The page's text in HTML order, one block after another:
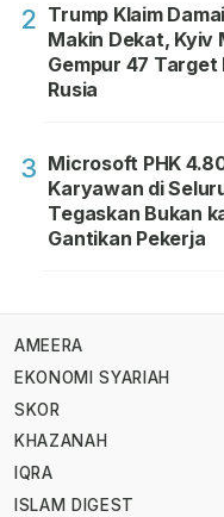
2 Trump Klaim
Makin Dekat, Kyiv
Gempur 47 Target
Rusia
3 Microsoft PHK
Karyawan di
Tegaskan Bukan
Gantikan Pekerja
AMEERA
EKONOMI SYARIAH
SKOR
KHAZANAH
IQRA
ISLAM DIGEST